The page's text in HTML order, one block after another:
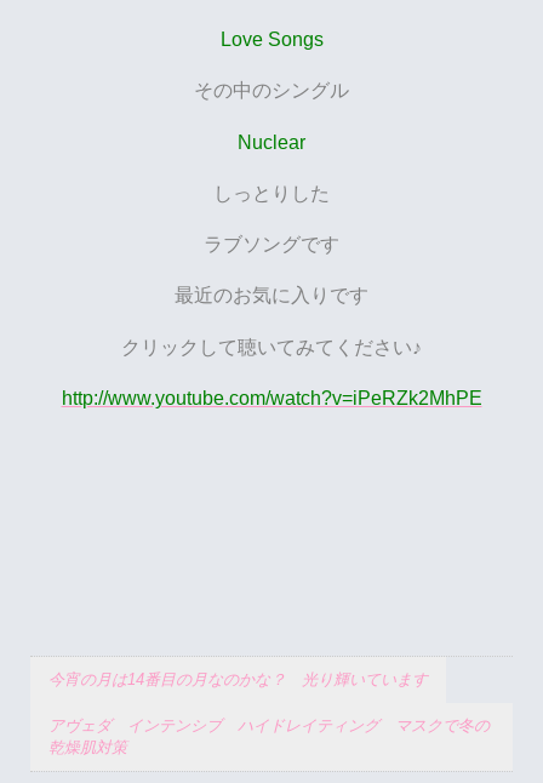
Love Songs
その中のシングル
Nuclear
しっとりした
ラブソングです
最近のお気に入りです
クリックして聴いてみてください♪
http://www.youtube.com/watch?v=iPeRZk2MhPE
今宵の月は14番目の月なのかな？ 光り輝いています
アヴェダ インテンシブ ハイドレイティング マスクで冬の
乾燥肌対策